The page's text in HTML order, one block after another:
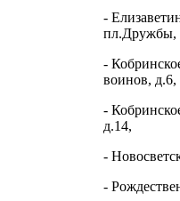
-
пл.Дружбы,
-
воинов, д.6,
-
д.14,
-
-